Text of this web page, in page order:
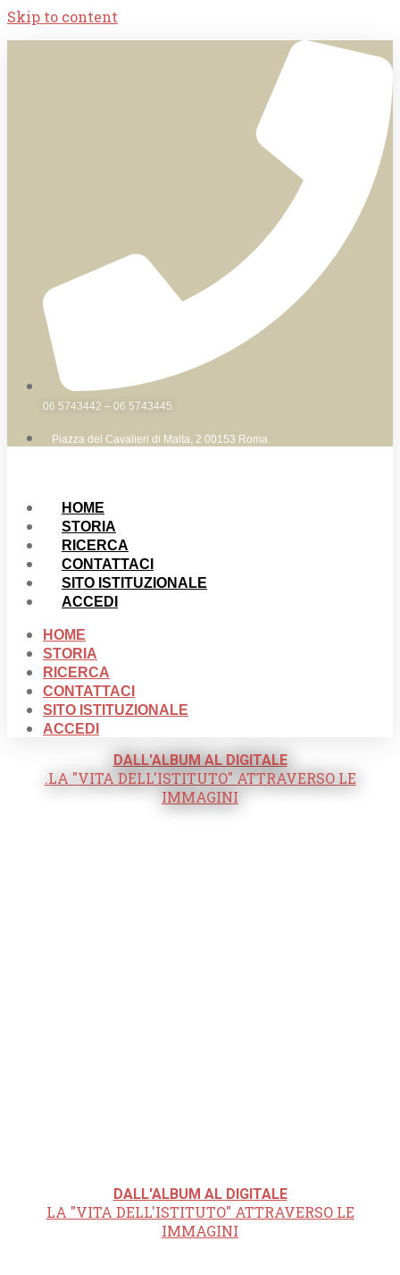
Skip to content
06 5743442 – 06 5743445
Piazza dei Cavalieri di Malta, 2 00153 Roma
HOME
STORIA
RICERCA
CONTATTACI
SITO ISTITUZIONALE
ACCEDI
HOME
STORIA
RICERCA
CONTATTACI
SITO ISTITUZIONALE
ACCEDI
DALL'ALBUM AL DIGITALE
.LA "VITA DELL'ISTITUTO" ATTRAVERSO LE
IMMAGINI
DALL'ALBUM AL DIGITALE
LA "VITA DELL'ISTITUTO" ATTRAVERSO LE
IMMAGINI